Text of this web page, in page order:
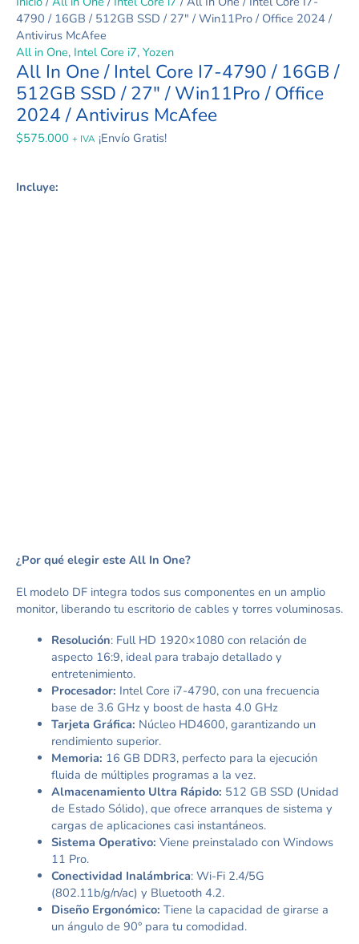
4790 / 16GB / 512GB SSD / 27″ / Win11Pro / Office 2024 /
Antivirus McAfee
All in One, Intel Core i7, Yozen
All In One / Intel Core I7-4790 / 16GB /
512GB SSD / 27″ / Win11Pro / Office
2024 / Antivirus McAfee
$575.000 + IVA ¡Envío Gratis!
Incluye:
¿Por qué elegir este All In One?
El modelo DF integra todos sus componentes en un amplio
monitor, liberando tu escritorio de cables y torres voluminosas.
Resolución: Full HD 1920×1080 con relación de
aspecto 16:9, ideal para trabajo detallado y
entretenimiento.
Procesador: Intel Core i7-4790, con una frecuencia
base de 3.6 GHz y boost de hasta 4.0 GHz
Tarjeta Gráfica: Núcleo HD4600, garantizando un
rendimiento superior.
Memoria: 16 GB DDR3, perfecto para la ejecución
fluida de múltiples programas a la vez.
Almacenamiento Ultra Rápido: 512 GB SSD (Unidad
de Estado Sólido), que ofrece arranques de sistema y
cargas de aplicaciones casi instantáneos.
Sistema Operativo: Viene preinstalado con Windows
11 Pro.
Conectividad Inalámbrica: Wi-Fi 2.4/5G
(802.11b/g/n/ac) y Bluetooth 4.2.
Diseño Ergonómico: Tiene la capacidad de girarse a
un ángulo de 90° para tu comodidad.